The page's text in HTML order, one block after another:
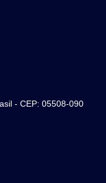
- CEP: 05508-090